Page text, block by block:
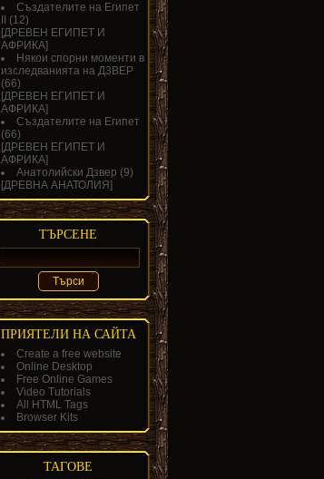
Създателите на Египет
(12)
[ДРЕВЕН ЕГИПЕТ И
АФРИКА]
Някои спорни моменти в
изследванията на Д3ВЕР
(66)
[ДРЕВЕН ЕГИПЕТ И
АФРИКА]
Създателите на Египет
(66)
[ДРЕВЕН ЕГИПЕТ И
АФРИКА]
Анатолийски Дзвер (9)
[ДРЕВНА АНАТОЛИЯ]
ТЪРСЕНЕ
ПРИЯТЕЛИ НА САЙТА
Create a free website
Online Desktop
Free Online Games
Video Tutorials
All HTML Tags
Browser Kits
ТАГОВЕ